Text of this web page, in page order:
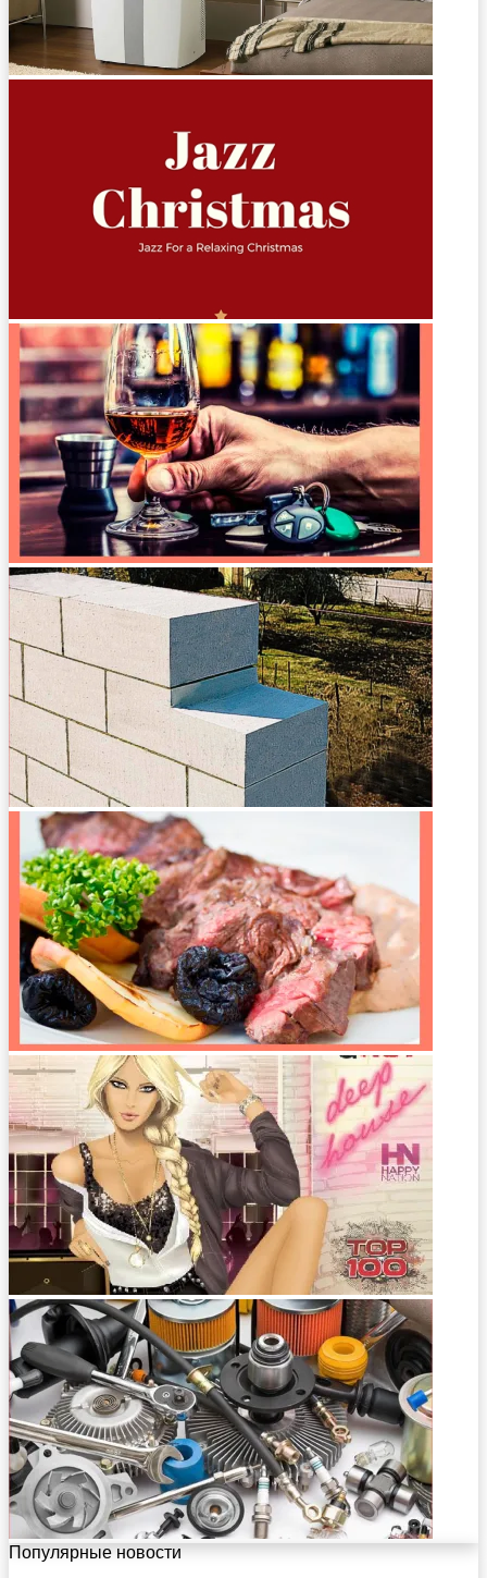
Популярные новости